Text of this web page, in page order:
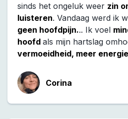
sinds het ongeluk weer zin
luisteren. Vandaag werd ik
geen hoofdpijn... Ik voel
hoofd als mijn hartslag
vermoeidheid, meer energie
Corina